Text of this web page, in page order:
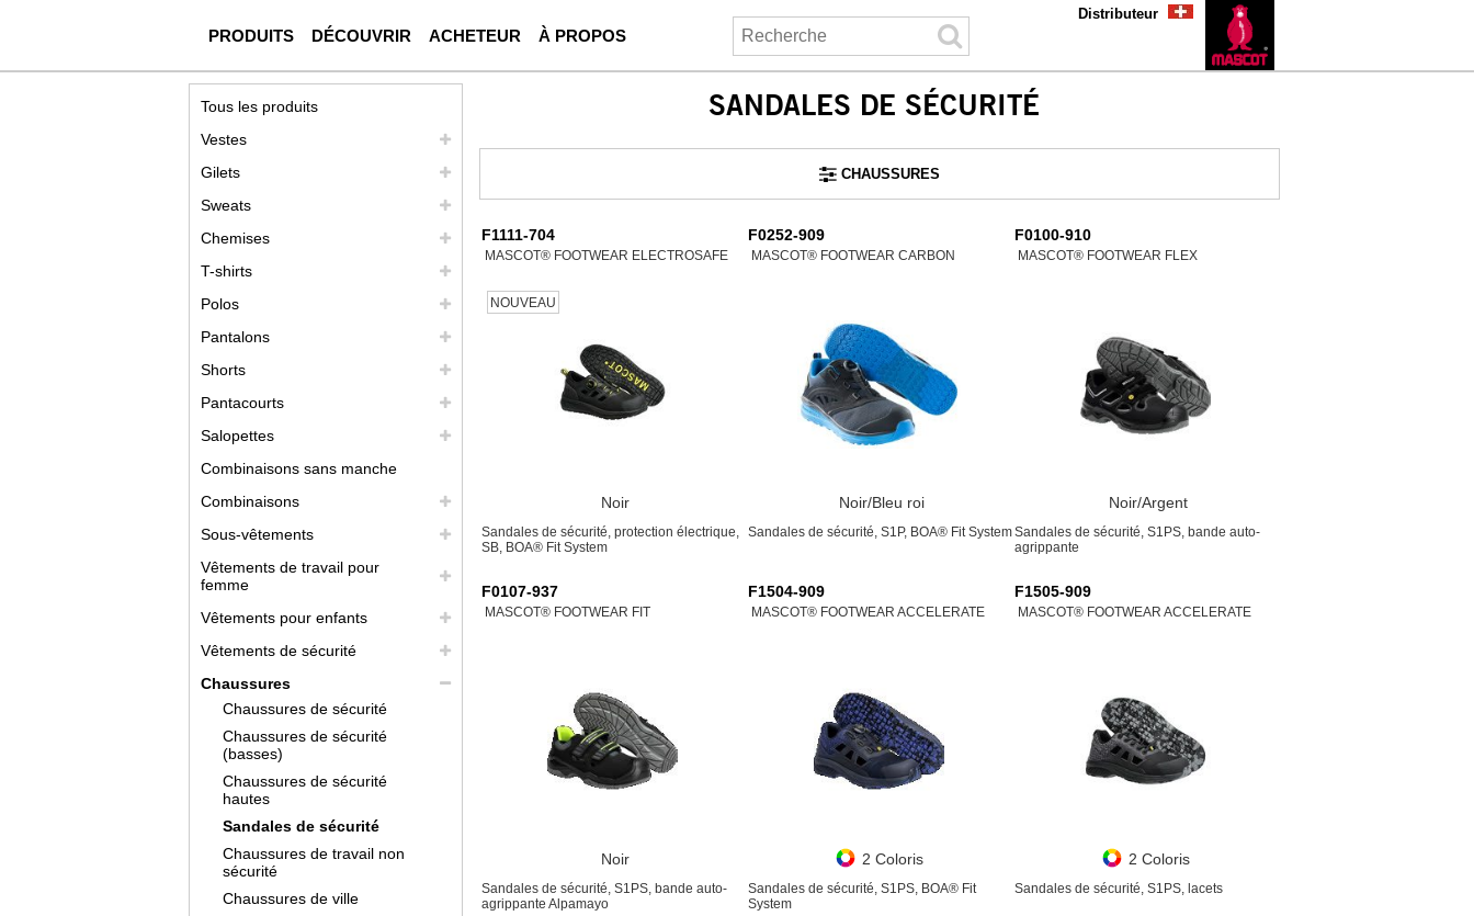
PRODUITS DÉCOUVRIR ACHETEUR À PROPOS
Distributeur
SANDALES DE SÉCURITÉ
CHAUSSURES
F1111-704
MASCOT® FOOTWEAR ELECTROSAFE
NOUVEAU
Noir
Sandales de sécurité, protection électrique,
SB, BOA® Fit System
F0252-909
MASCOT® FOOTWEAR CARBON
Noir/Bleu roi
Sandales de sécurité, S1P, BOA® Fit System
F0100-910
MASCOT® FOOTWEAR FLEX
Noir/Argent
Sandales de sécurité, S1PS, bande auto-
agrippante
F0107-937
MASCOT® FOOTWEAR FIT
Noir
Sandales de sécurité, S1PS, bande auto-
agrippante Alpamayo
F1504-909
MASCOT® FOOTWEAR ACCELERATE
2 Coloris
Sandales de sécurité, S1PS, BOA® Fit
System
F1505-909
MASCOT® FOOTWEAR ACCELERATE
2 Coloris
Sandales de sécurité, S1PS, lacets
Tous les produits
Vestes
Gilets
Sweats
Chemises
T-shirts
Polos
Pantalons
Shorts
Pantacourts
Salopettes
Combinaisons sans manche
Combinaisons
Sous-vêtements
Vêtements de travail pour
femme
Vêtements pour enfants
Vêtements de sécurité
Chaussures
Chaussures de sécurité
Chaussures de sécurité
(basses)
Chaussures de sécurité
hautes
Sandales de sécurité
Chaussures de travail non
sécurité
Chaussures de ville